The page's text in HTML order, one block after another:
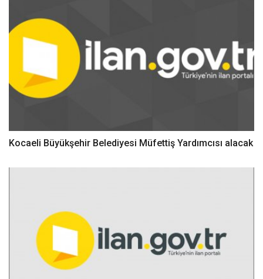
Kocaeli Büyükşehir Belediyesi Müfettiş Yardımcısı alacak